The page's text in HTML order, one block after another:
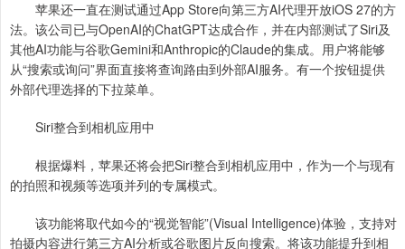
苹果还一直在测试通过App Store向第三方AI代理开放iOS 27的方
法。该公司已与OpenAI的ChatGPT达成合作，并在内部测试了Siri及
其他AI功能与谷歌Gemini和Anthropic的Claude的集成。用户将能够
从“搜索或询问”界面直接将查询路由到外部AI服务。有一个按钮提供
外部代理选择的下拉菜单。
Siri整合到相机应用中
根据爆料，苹果还将会把Siri整合到相机应用中，作为一个与现有
的拍照和视频等选项并列的专属模式。
该功能将取代如今的“视觉智能”(Visual Intelligence)体验，支持对
拍摄内容进行第三方AI分析或谷歌图片反向搜索。将该功能提升到相